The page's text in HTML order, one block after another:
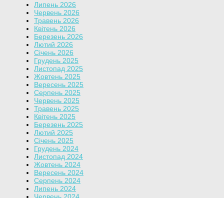
Липень 2026
Червень 2026
Травень 2026
Квітень 2026
Березень 2026
Лютий 2026
Січень 2026
Грудень 2025
Листопад 2025
Жовтень 2025
Вересень 2025
Серпень 2025
Червень 2025
Травень 2025
Квітень 2025
Березень 2025
Лютий 2025
Січень 2025
Грудень 2024
Листопад 2024
Жовтень 2024
Вересень 2024
Серпень 2024
Липень 2024